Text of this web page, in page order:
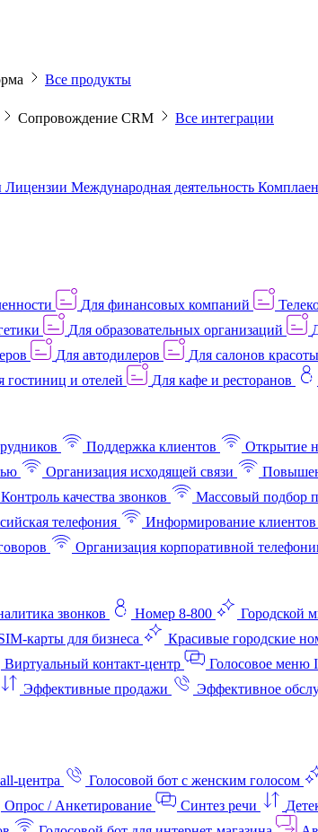
Все продукты
Сопровождение CRM Все интеграции
Лицензии Международная деятельность
Для финансовых компаний
Для образовательных организаций
Для автодилеров Для салонов красоты
гостиниц и отелей Для кафе и ресторанов
Поддержка клиентов Открытие
Организация исходящей связи
Контроль качества звонков Массовый подбор
телефония Информирование клиентов
Организация корпоративной
звонков Номер 8-800 Городской
карты для бизнеса Красивые городские
Виртуальный контакт‑центр Голосовое меню
Эффективные продажи Эффективное
центра Голосовой бот с женским голосом
Опрос / Анкетирование Синтез речи